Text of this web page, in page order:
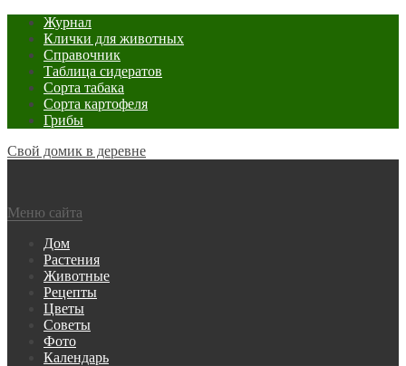
Журнал
Клички для животных
Справочник
Таблица сидератов
Сорта табака
Сорта картофеля
Грибы
Свой домик в деревне
Меню сайта
Дом
Растения
Животные
Рецепты
Цветы
Советы
Фото
Календарь